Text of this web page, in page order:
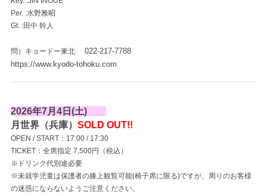
Per. :水野雅昭
Gt. :田中 幹人
問）キョードー東北
022-217-7788
https://www.kyodo-tohoku.com
2026年7月4日(土)
月世界（兵庫） SOLD OUT!!
OPEN / START：17:00 / 17:30
TICKET：全席指定 7,500円（税込）
※ドリンク代別途必要
※未就学児童は保護者の膝上観覧可能(椅子席に限る)ですが、周りのお客様
の迷惑にならないようご注意ください。